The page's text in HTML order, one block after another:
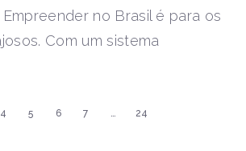
Empreender no Brasil é para os
Com um sistema
4 5 6 7 24